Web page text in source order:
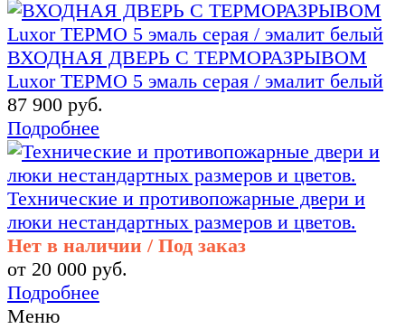
ВХОДНАЯ ДВЕРЬ С ТЕРМОРАЗРЫВОМ
Luxor ТЕРМО 5 эмаль серая / эмалит белый
87 900 руб.
Подробнее
Технические и противопожарные двери и
люки нестандартных размеров и цветов.
Нет в наличии / Под заказ
от 20 000 руб.
Подробнее
Меню